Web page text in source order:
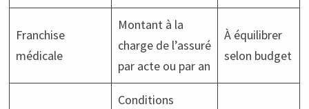
Franchise
médicale
Montant à la
charge de l’assuré
par acte ou par an
À équilibrer
selon budget
Conditions